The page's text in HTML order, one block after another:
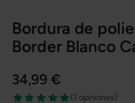
Bordura de
Border Blanco
34,99 €
(1 opiniones)